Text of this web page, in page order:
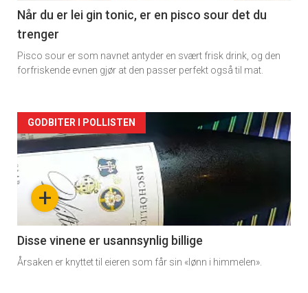
2
Når du er lei gin tonic, er en pisco sour det du
trenger
Pisco sour er som navnet antyder en svært frisk drink, og den
forfriskende evnen gjør at den passer perfekt også til mat.
Forsiden
akkurat
nå
3
+
GODBITER I POLLISTEN
Disse vinene er usannsynlig billige
Årsaken er knyttet til eieren som får sin «lønn i himmelen».